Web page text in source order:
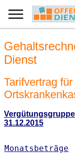
Dienst
Tarifvertrag
Vergütungsgruppe
31.12.2015
Monatsbeträge